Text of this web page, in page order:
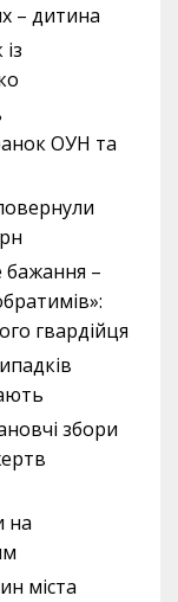
– дитина
ОУН та
бажання –
гвардійця
збори
на
міста